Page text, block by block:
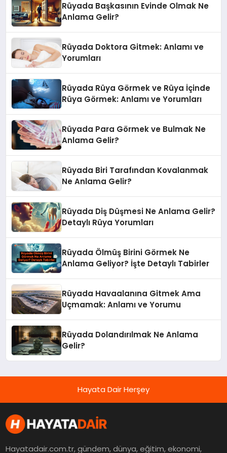
Rüyada Başkasının Evinde Olmak Ne
Anlama Gelir?
Rüyada Doktora Gitmek: Anlamı ve
Yorumları
Rüyada Rüya Görmek ve Rüya İçinde
Rüya Görmek: Anlamı ve Yorumları
Rüyada Para Görmek ve Bulmak Ne
Anlama Gelir?
Rüyada Biri Tarafından Kovalanmak
Ne Anlama Gelir?
Rüyada Diş Düşmesi Ne Anlama Gelir?
Detaylı Rüya Yorumları
Rüyada Ölmüş Birini Görmek Ne
Anlama Geliyor? İşte Detaylı Tabirler
Rüyada Havaalanına Gitmek Ama
Uçmamak: Anlamı ve Yorumu
Rüyada Dolandırılmak Ne Anlama
Gelir?
Hayata Dair Herşey
Hayatadair.com.tr, gündem, dünya, eğitim, ekonomi,